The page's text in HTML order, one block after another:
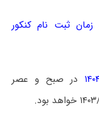
زمان ثبت نام کنکور
در صبح و عصر